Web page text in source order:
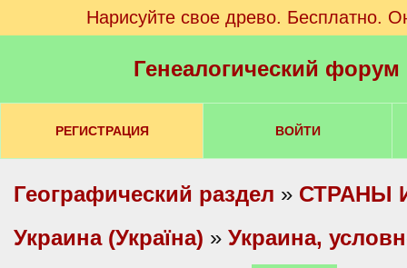
Нарисуйте свое древо. Бесплатно.
Генеалогический
РЕГИСТРАЦИЯ ВОЙТИ
Географический раздел » СТРАНЫ
Украина (Україна) » Украина,